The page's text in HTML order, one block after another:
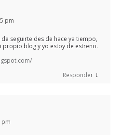
pm
seguirte des de hace ya tiempo,
propio blog y yo estoy de estreno.
Responder ↓
pm